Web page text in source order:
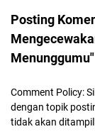
Posting
Comment Policy:
dengan topik
tidak akan